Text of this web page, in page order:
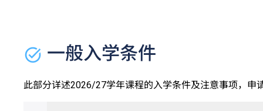
一般入学条件
此部分详述2026/27学年课程的入学条件及注意事项，申